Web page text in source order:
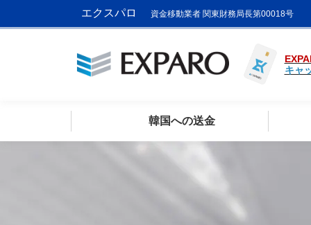
エクスパロ 資金移動業者 関東財務局長第00018号
キャ
韓国への送金